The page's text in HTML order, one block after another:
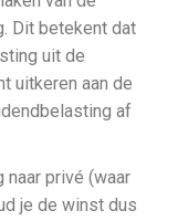
Dit betekent dat
uit de
uitkeren aan de
af
naar privé (waar
je de winst dus